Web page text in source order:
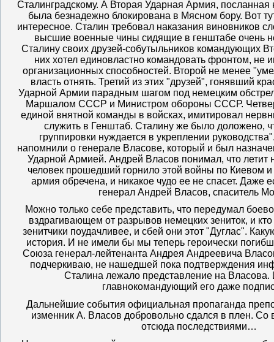
Сталинградскому. А Вторая Ударная Армия, посланная
была безнадежно блокирована в Мясном бору. Вот
интересное. Сталин требовал наказания виновников
высшие военные чины сидящие в генштабе очень
Сталину своих друзей-собутыльников командующих
них хотел единовластно командовать фронтом, не
организационных способностей. Второй не менее
власть отнять. Третий из этих "друзей", гонявший
Ударной Армии парадным шагом под немецким
Маршалом СССР и Министром обороны СССР.
единой внятной команды в войсках, имитировал
служить в Генштаб. Сталину же было доложено,
группировки нуждается в укреплении
напомнили о генерале Власове, который и был
Ударной Армией. Андрей Власов понимал, что летит
человек прошедший горнило этой войны по Киевом и
армия обречена, и никакое чудо ее не спасет. Даже
генерал Андрей Власов, спаситель
Можно только себе представить, что передумал
вздрагивающем от разрывов немецких зениток, и кто
зенитчики поудачливее, и сбей они этот "Дуглас".
история. И не имели бы мы теперь героически
Союза генерал-лейтенанта Андрея Андреевича
подчеркиваю, не нашедшей пока подтверждения
Сталина лежало представление на
главнокомандующий его даже
Дальнейшие события официальная пропаганда
изменник А. Власов добровольно сдался в плен.
отсюда последствиями…